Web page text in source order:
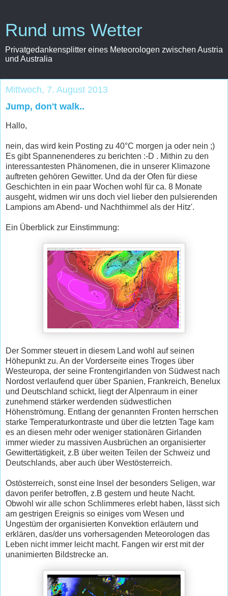
Rund ums Wetter
Privatgedankensplitter eines Meteorologen zwischen Austria
und Australia
Mittwoch, 7. August 2013
Jump, don't walk..
Hallo,
nein, das wird kein Posting zu 40°C morgen ja oder nein ;)
Es gibt Spannenenderes zu berichten :-D . Mithin zu den
interessantesten Phänomenen, die in unserer Klimazone
auftreten gehören Gewitter. Und da der Ofen für diese
Geschichten in ein paar Wochen wohl für ca. 8 Monate
ausgeht, widmen wir uns doch viel lieber den pulsierenden
Lampions am Abend- und Nachthimmel als der Hitz'.
Ein Überblick zur Einstimmung:
Der Sommer steuert in diesem Land wohl auf seinen
Höhepunkt zu. An der Vorderseite eines Troges über
Westeuropa, der seine Frontengirlanden von Südwest nach
Nordost verlaufend quer über Spanien, Frankreich, Benelux
und Deutschland schickt, liegt der Alpenraum in einer
zunehmend stärker werdenden südwestlichen
Höhenströmung. Entlang der genannten Fronten herrschen
starke Temperaturkontraste und über die letzten Tage kam
es an diesen mehr oder weniger stationären Girlanden
immer wieder zu massiven Ausbrüchen an organisierter
Gewittertätigkeit, z.B über weiten Teilen der Schweiz und
Deutschlands, aber auch über Westösterreich.
Ostösterreich, sonst eine Insel der besonders Seligen, war
davon perifer betroffen, z.B gestern und heute Nacht.
Obwohl wir alle schon Schlimmeres erlebt haben, lässt sich
am gestrigen Ereignis so einiges vom Wesen und
Ungestüm der organisierten Konvektion erläutern und
erklären, das/der uns vorhersagenden Meteorologen das
Leben nicht immer leicht macht. Fangen wir erst mit der
unanimierten Bildstrecke an.